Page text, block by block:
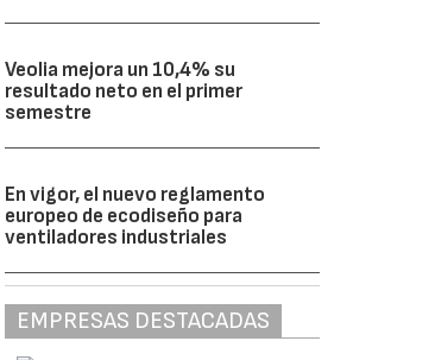
Veolia mejora un 10,4% su
resultado neto en el primer
semestre
En vigor, el nuevo reglamento
europeo de ecodiseño para
ventiladores industriales
EMPRESAS DESTACADAS